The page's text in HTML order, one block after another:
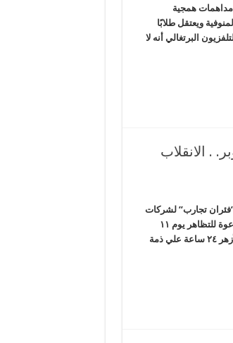
تغضب المغرب ودول الخليج .. الأربعاء 23 نوفمبر.. مداهمات همجية
ويعتقل طلابًا
البرتغالي أنه لا
اعتقال النساء.. الأربعاء 19 أكتوبر. . الانقلاب
يحول المصريين لـ”فئران تجارب” لشركات
الأدوية العالمية الحصاد المصري – شبكة المرصد الإخبارية *حجز 6 طلاب بالأزهر.. بتهمة الدعوة للتظاهر يوم ١١
نوفمبر قررت نيابة أول مدينة نصر ، بإشراف أحمد جاد مدير النيابة، حجز ٦ طلاب من جامعة الأزهر ٢٤ ساعة علي ذمة